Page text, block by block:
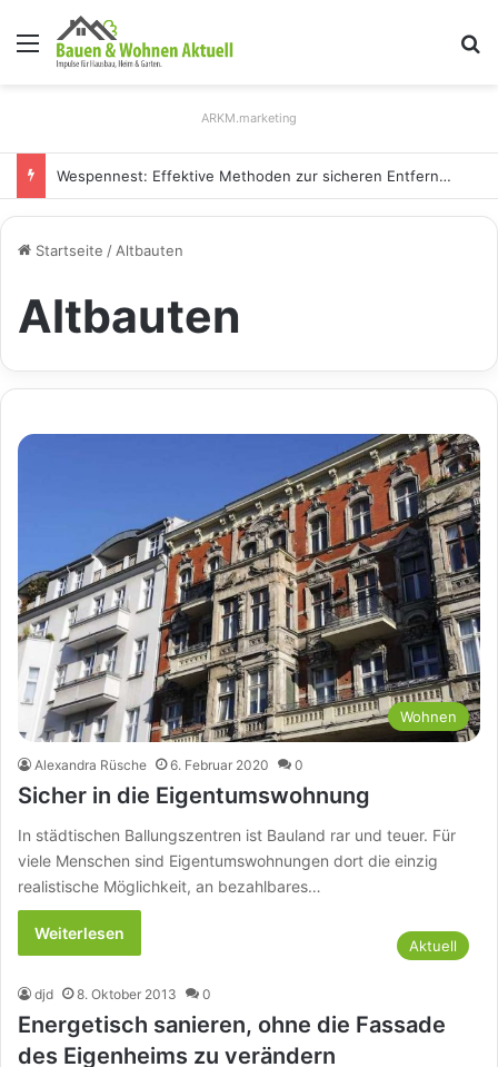
Menü
ARKM.marketing
Wespennest: Effektive Methoden zur sicheren Entfernung
Startseite / Altbauten
Altbauten
Wohnen
Alexandra Rüsche 6. Februar 2020 0
Sicher in die Eigentumswohnung
In städtischen Ballungszentren ist Bauland rar und teuer. Für
viele Menschen sind Eigentumswohnungen dort die einzig
realistische Möglichkeit, an bezahlbares…
Weiterlesen
Aktuell
djd 8. Oktober 2013 0
Energetisch sanieren, ohne die Fassade
des Eigenheims zu verändern